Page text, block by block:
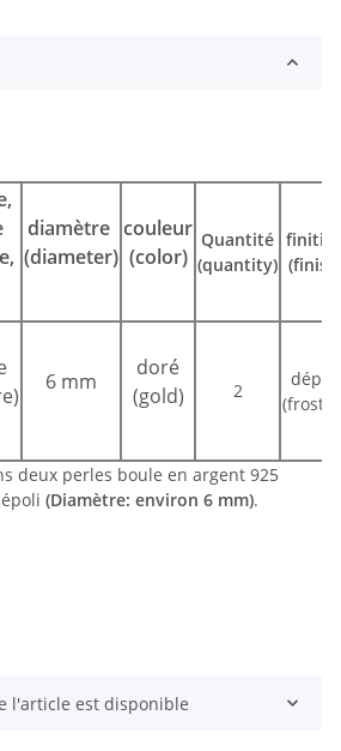
diamètre
(diameter)
couleur
(color)
Quantité
(quantity)
6 mm
doré
(gold)
2
dépoli
deux perles boule en argent 925
(Diamètre: environ 6 mm).
l'article est disponible